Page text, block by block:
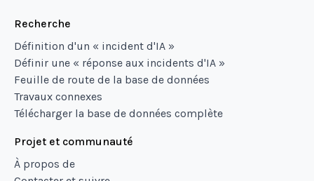
Recherche
Définition d'un « incident d'IA »
Définir une « réponse aux incidents d'IA »
Feuille de route de la base de données
Travaux connexes
Télécharger la base de données complète
Projet et communauté
À propos de